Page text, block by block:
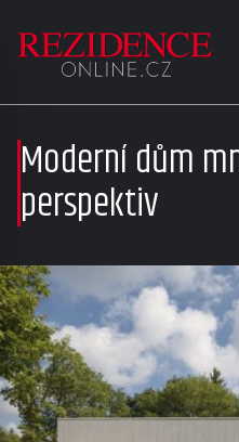
Moderní dům
perspektiv